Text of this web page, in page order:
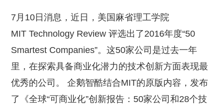
7月10日消息，近日，美国麻省理工学院
MIT Technology Review 评选出了2016年度“50
Smartest Companies”。这50家公司是过去一年
里，在探索具备商业化潜力的技术创新方面表现最
优秀的公司。 企鹅智酷结合MIT的原版内容，发布
了《全球“可商业化”创新报告：50家公司和28个技